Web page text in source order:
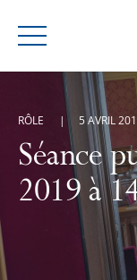
Menu
Séance
2019 à
RÔLE 5 AVRIL